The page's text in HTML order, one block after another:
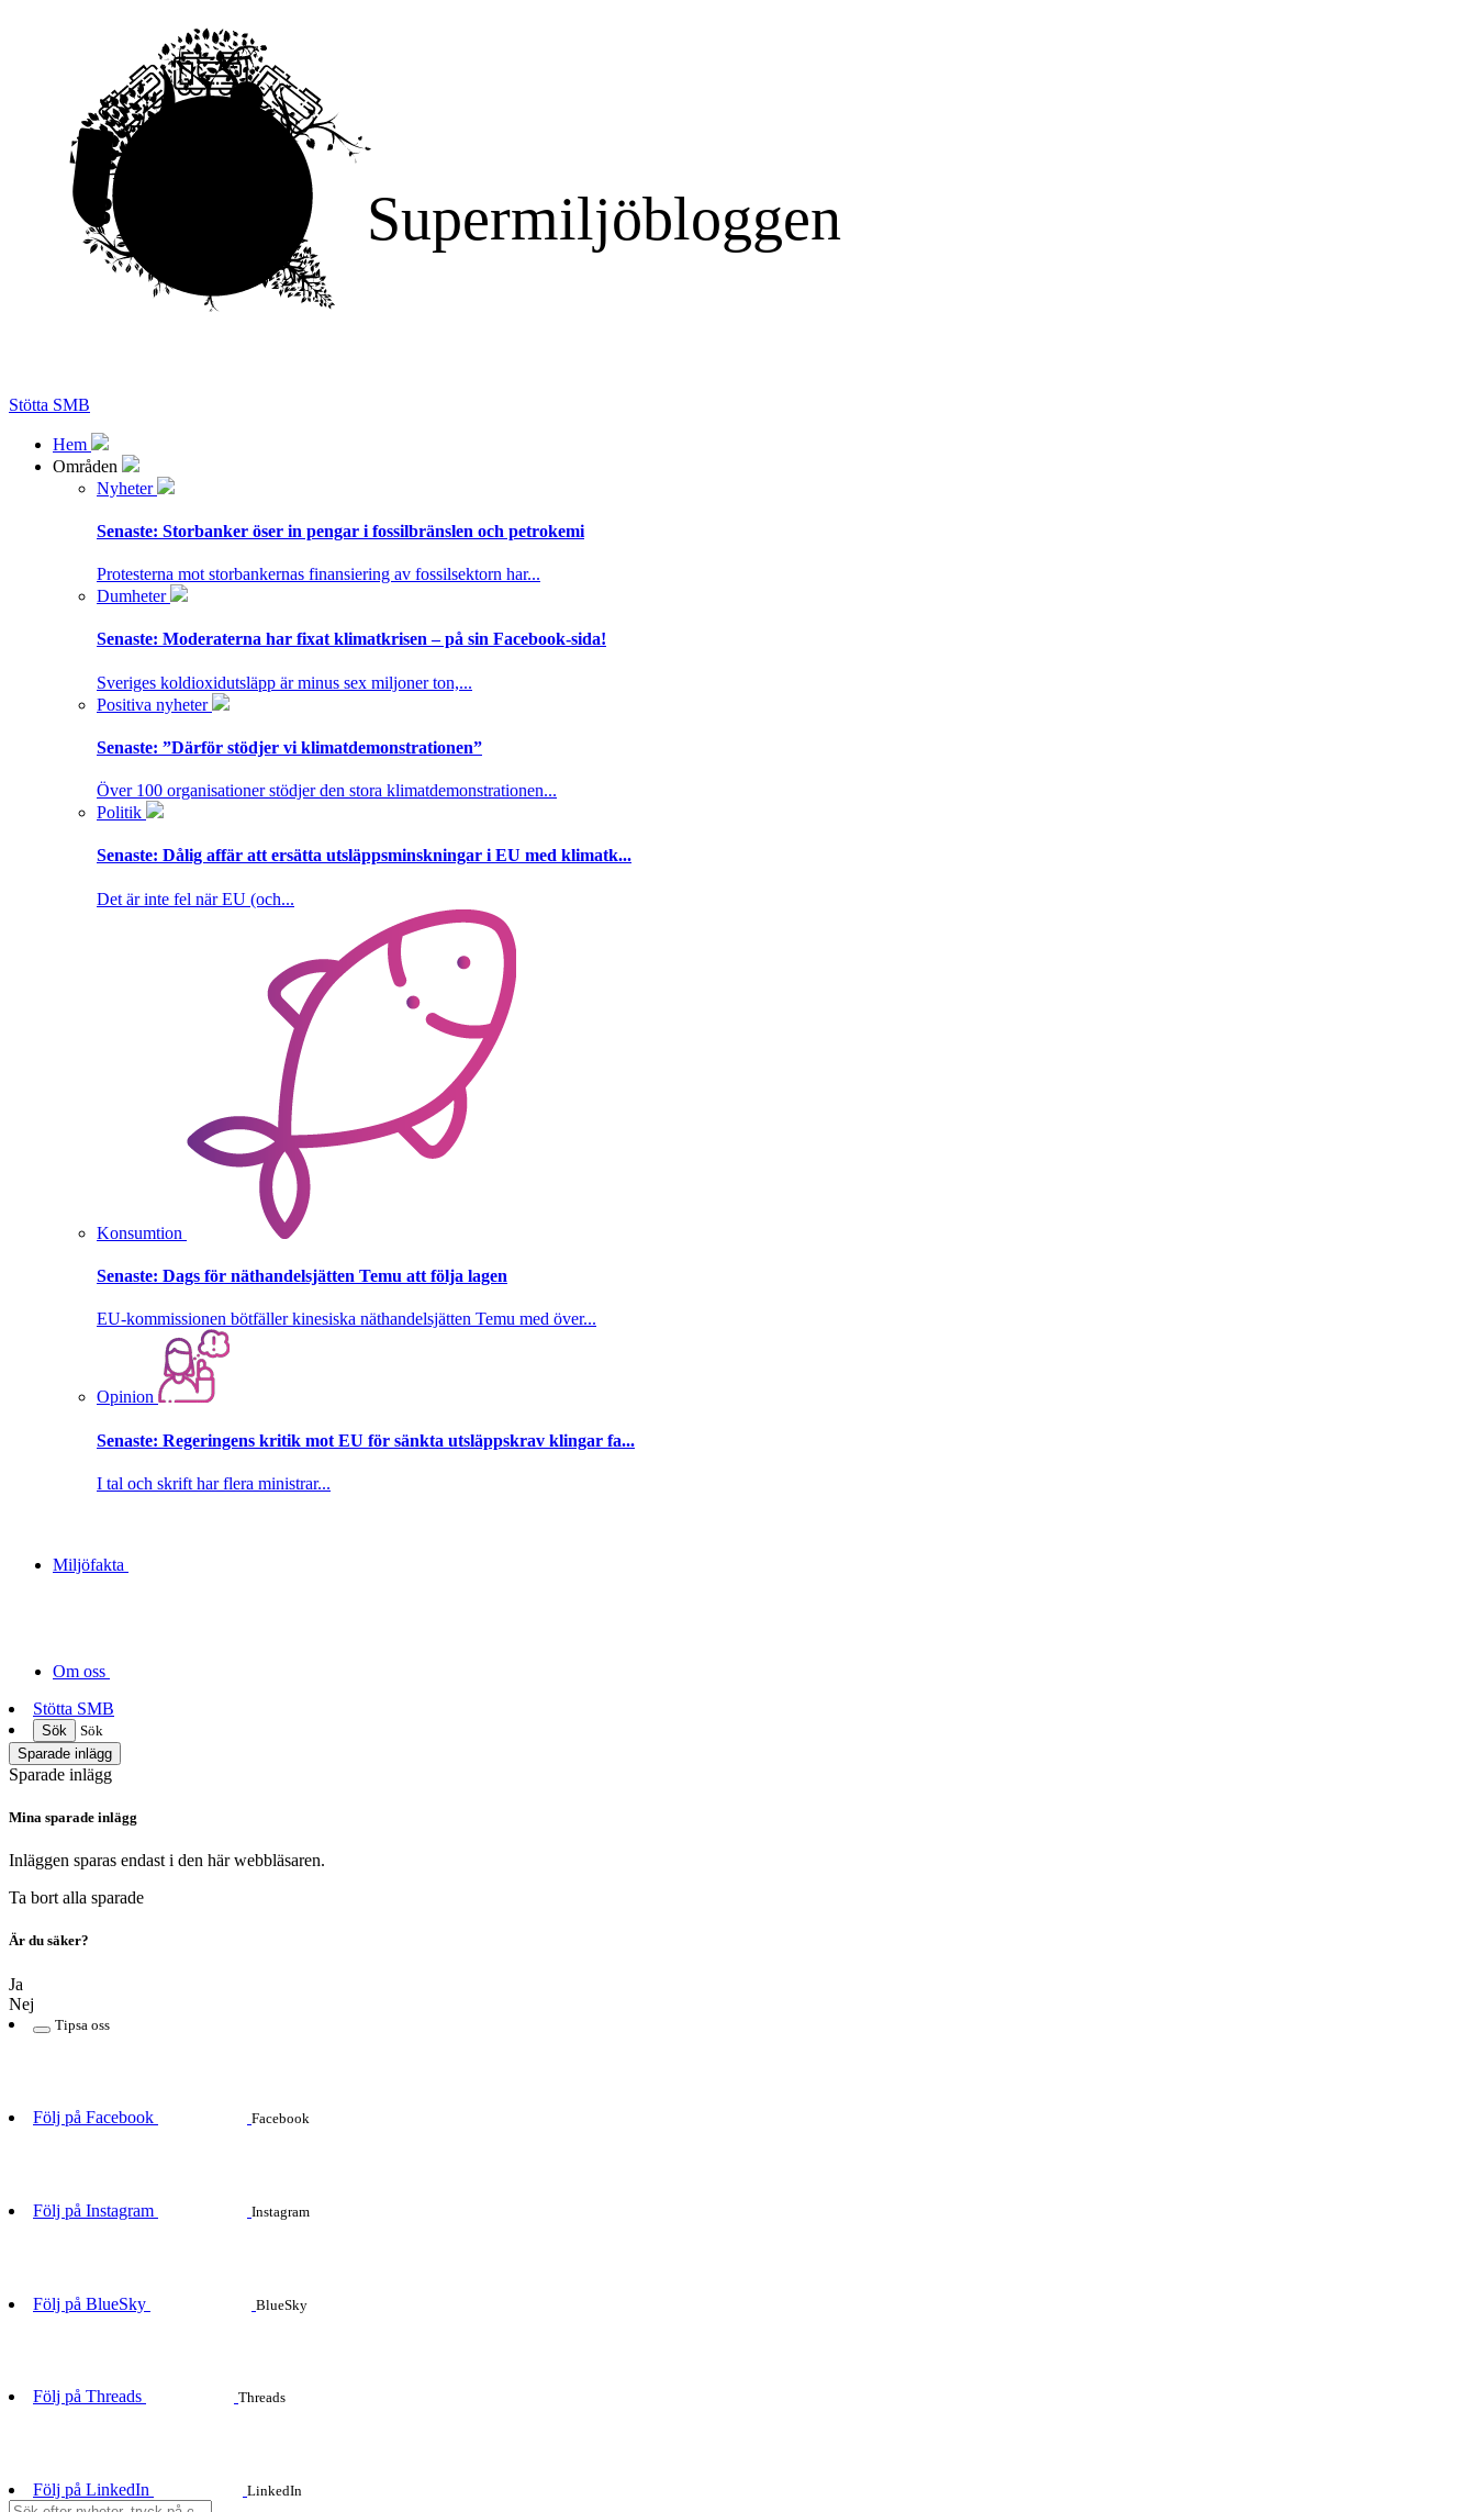
Supermiljöbloggen
Stötta SMB
Hem
Områden
Nyheter
Senaste: Storbanker öser in pengar i fossilbränslen och petrokemi
Protesterna mot storbankernas finansiering av fossilsektorn har...
Dumheter
Senaste: Moderaterna har fixat klimatkrisen – på sin Facebook-sida!
Sveriges koldioxidutsläpp är minus sex miljoner ton,...
Positiva nyheter
Senaste: ”Därför stödjer vi klimatdemonstrationen”
Över 100 organisationer stödjer den stora klimatdemonstrationen...
Politik
Senaste: Dålig affär att ersätta utsläppsminskningar i EU med klimatk...
Det är inte fel när EU (och...
Konsumtion
Senaste: Dags för näthandelsjätten Temu att följa lagen
EU-kommissionen bötfäller kinesiska näthandelsjätten Temu med över...
Opinion
Senaste: Regeringens kritik mot EU för sänkta utsläppskrav klingar fa...
I tal och skrift har flera ministrar...
Miljöfakta
Om oss
Stötta SMB
Sök
Sök
Sparade inlägg
Sparade inlägg
Mina sparade inlägg
Inläggen sparas endast i den här webbläsaren.
Ta bort alla sparade
Är du säker?
Ja
Nej
Tipsa oss
Följ på Facebook Facebook
Följ på Instagram Instagram
Följ på BlueSky BlueSky
Följ på Threads Threads
Följ på LinkedIn LinkedIn